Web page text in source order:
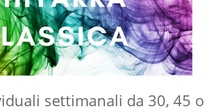
settimanali da 30, 45